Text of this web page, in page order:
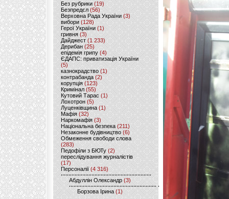
Без рубрики (19)
Безпредєл(56)
Верховна Рада України (3)
вибори(128)
Герої України(1)
гривня (3)
Дайджест (1 233)
Дерибан (25)
епідемія грипу (4)
ЄДАПС: приватизація України
(5)
казнокрадство (1)
контрабанда (2)
корупція (123)
Кримінал (55)
Кутовий Тарас (1)
Лохотрон(5)
Луценківщина (1)
Мафія (32)
Наркомафія (3)
Національна безпека (211)
Незаконне будівництво(6)
Обмеження свободи слова
(283)
Педофіли з БЮТу (2)
переслідування журналістів
(17)
Персоналії (4 316)
Абдуллін Олександр (3)
Борзова Ірина(1)